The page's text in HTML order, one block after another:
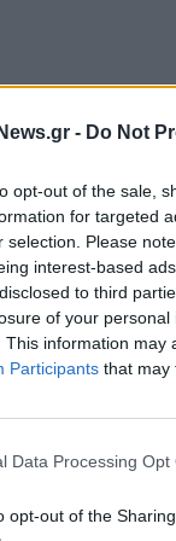
- Do Not
opt-out of the sale,
for targeted
selection. Please
interest-based
to third
of your personal
This information may
Participants that may
Data Processing Opt
opt-out of the
2024,
το δικαίωμα
του μερίσματος
του Χ.Α.,
Σ.Α.Τ. ως
ορίσθηκε η